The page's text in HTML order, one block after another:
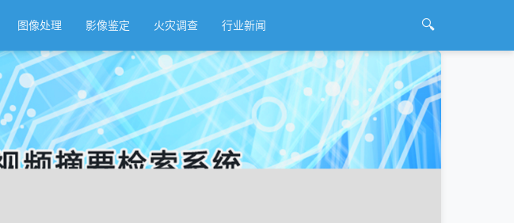
图像处理 影像鉴定 火灾调查 行业新闻 🔍